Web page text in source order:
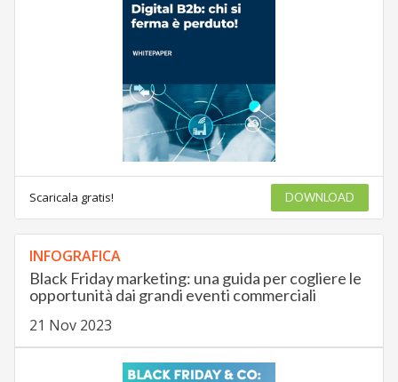
Scaricala gratis! DOWNLOAD
INFOGRAFICA
Black Friday marketing: una guida per cogliere le
opportunità dai grandi eventi commerciali
21 Nov 2023